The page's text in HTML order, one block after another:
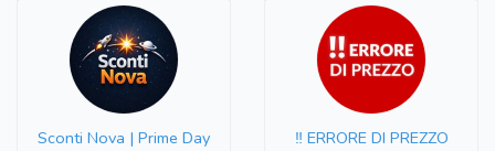
Sconti Nova | Prime Day
‼️ ERRORE DI PREZZO